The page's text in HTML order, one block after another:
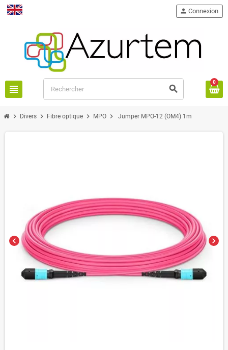
view_headline search
English person Connexion
0
chevron_right Divers chevron_right Fibre optique chevron_right MPO chevron_right Jumper MPO-12 (OM4) 1m
chevron_left chevron_right